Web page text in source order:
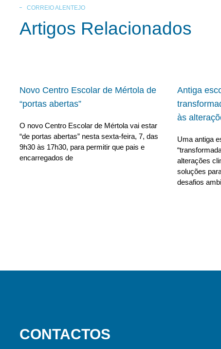
CORREIO ALENTEJO
Artigos Relacionados
Novo Centro Escolar de Mértola de
“portas abertas”
O novo Centro Escolar de Mértola vai estar
“de portas abertas” nesta sexta-feira, 7, das
9h30 às 17h30, para permitir que pais e
encarregados de
Antiga
às
Uma antiga
alterações
soluções
desafios
CONTACTOS